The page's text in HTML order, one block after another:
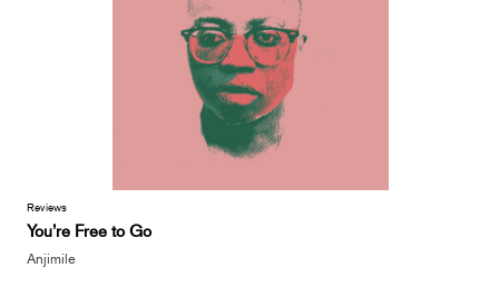
Reviews
You’re Free to Go
Anjimile